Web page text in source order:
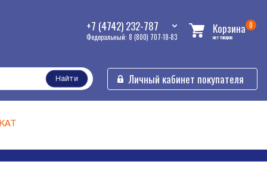
+7 (4742) 232-787
Федеральный: 8 (800) 707-18-83
Корзина 0
нет товаров
Найти Личный кабинет покупателя